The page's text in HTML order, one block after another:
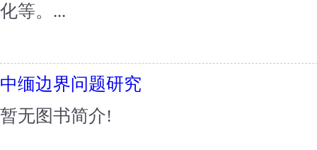
化等。...
中缅边界问题研究
暂无图书简介!